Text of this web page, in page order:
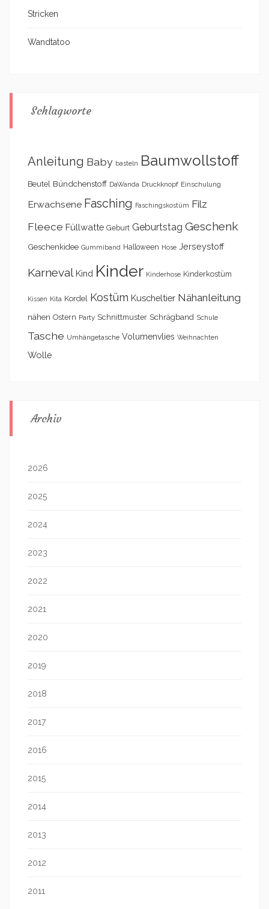
Stricken
Wandtatoo
Schlagworte
Anleitung Baby basteln Baumwollstoff
Beutel Bündchenstoff DaWanda Druckknopf Einschulung
Erwachsene Fasching Faschingskostüm Filz
Fleece Füllwatte Geburt Geburtstag Geschenk
Geschenkidee Gummiband Halloween Hose Jerseystoff
Karneval Kind Kinder Kinderhose Kinderkostüm
Kissen Kita Kordel Kostüm Kuscheltier Nähanleitung
nähen Ostern Party Schnittmuster Schrägband Schule
Tasche Umhängetasche Volumenvlies Weihnachten
Wolle
Archiv
2026
2025
2024
2023
2022
2021
2020
2019
2018
2017
2016
2015
2014
2013
2012
2011